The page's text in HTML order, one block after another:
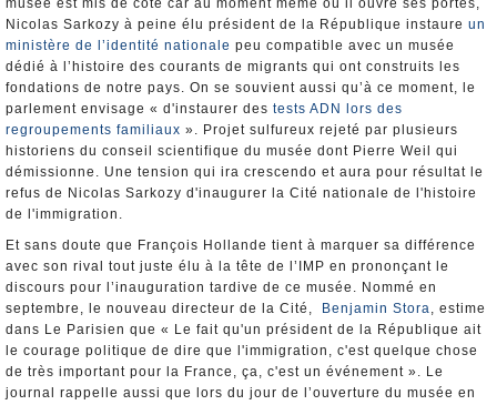
musée est mis de coté car au moment même où il ouvre ses portes,
Nicolas Sarkozy à peine élu président de la République instaure un
ministère de l’identité nationale peu compatible avec un musée
dédié à l’histoire des courants de migrants qui ont construits les
fondations de notre pays. On se souvient aussi qu’à ce moment, le
parlement envisage « d'instaurer des tests ADN lors des
regroupements familiaux ». Projet sulfureux rejeté par plusieurs
historiens du conseil scientifique du musée dont Pierre Weil qui
démissionne. Une tension qui ira crescendo et aura pour résultat le
refus de Nicolas Sarkozy d'inaugurer la Cité nationale de l'histoire
de l'immigration.
Et sans doute que François Hollande tient à marquer sa différence
avec son rival tout juste élu à la tête de l’IMP en prononçant le
discours pour l’inauguration tardive de ce musée. Nommé en
septembre, le nouveau directeur de la Cité,
Benjamin Stora, estime
dans Le Parisien que « Le fait qu'un président de la République ait
le courage politique de dire que l'immigration, c'est quelque chose
de très important pour la France, ça, c'est un événement ». Le
journal rappelle aussi que lors du jour de l’ouverture du musée en